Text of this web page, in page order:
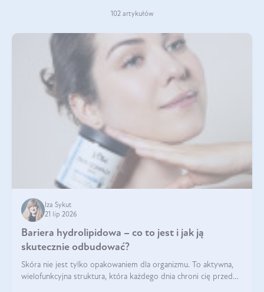
102 artykułów
Iza Sykut
21 lip 2026
Bariera hydrolipidowa – co to jest i jak ją
skutecznie odbudować?
Skóra nie jest tylko opakowaniem dla organizmu. To aktywna,
wielofunkcyjna struktura, która każdego dnia chroni cię przed